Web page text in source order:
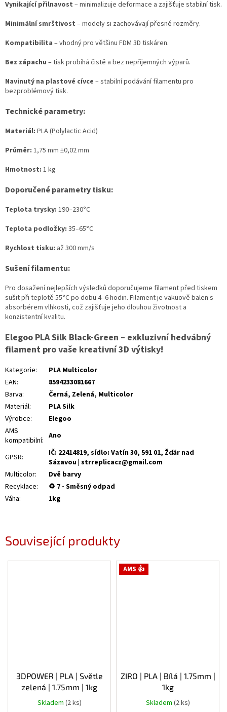
Související produkty
3DPOWER | PLA | Světle
zelená | 1.75mm | 1kg
Skladem (2 ks)
AMS 👍
ZIRO | PLA | Bílá | 1.75mm |
1kg
Skladem (2 ks)
Vynikající přilnavost – minimalizuje deformace a zajišťuje stabilní tisk.
Minimální smrštivost – modely si zachovávají přesné rozměry.
Kompatibilita – vhodný pro většinu FDM 3D tiskáren.
Bez zápachu – tisk probíhá čistě a bez nepříjemných výparů.
Navinutý na plastové cívce – stabilní podávání filamentu pro
bezproblémový tisk.
Technické parametry:
Materiál: PLA (Polylactic Acid)
Průměr: 1,75 mm ±0,02 mm
Hmotnost: 1 kg
Doporučené parametry tisku:
Teplota trysky: 190–230°C
Teplota podložky: 35–65°C
Rychlost tisku: až 300 mm/s
Sušení filamentu:
Pro dosažení nejlepších výsledků doporučujeme filament před tiskem
sušit při teplotě 55°C po dobu 4–6 hodin. Filament je vakuově balen s
absorbérem vlhkosti, což zajišťuje jeho dlouhou životnost a
konzistentní kvalitu.
Elegoo PLA Silk Black-Green – exkluzivní hedvábný
filament pro vaše kreativní 3D výtisky!
Kategorie:
PLA Multicolor
EAN:
8594233081667
Barva: Černá, Zelená, Multicolor
Materiál:
PLA Silk
Výrobce:
Elegoo
AMS
kompatibilní: Ano
GPSR:
IČ: 22414819, sídlo: Vatín 30, 591 01, Žďár nad
Sázavou | strreplicacz@gmail.com
Multicolor:
Dvě barvy
Recyklace:
♻ 7 - Směsný odpad
Váha: 1kg